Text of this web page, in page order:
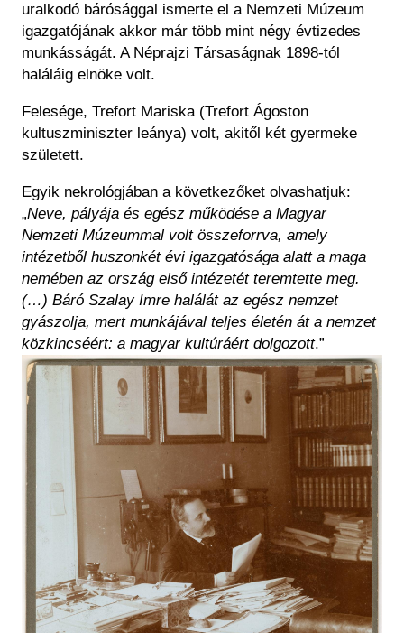
uralkodó bárósággal ismerte el a Nemzeti Múzeum
igazgatójának akkor már több mint négy évtizedes
munkásságát. A Néprajzi Társaságnak 1898-tól
haláláig elnöke volt.
Felesége, Trefort Mariska (Trefort Ágoston
kultuszminiszter leánya) volt, akitől két gyermeke
született.
Egyik nekrológjában a következőket olvashatjuk:
„Neve, pályája és egész működése a Magyar
Nemzeti Múzeummal volt összeforrva, amely
intézetből huszonkét évi igazgatósága alatt a maga
nemében az ország első intézetét teremtette meg.
(…) Báró Szalay Imre halálát az egész nemzet
gyászolja, mert munkájával teljes életén át a nemzet
közkincséért: a magyar kultúráért dolgozott.”
Kép